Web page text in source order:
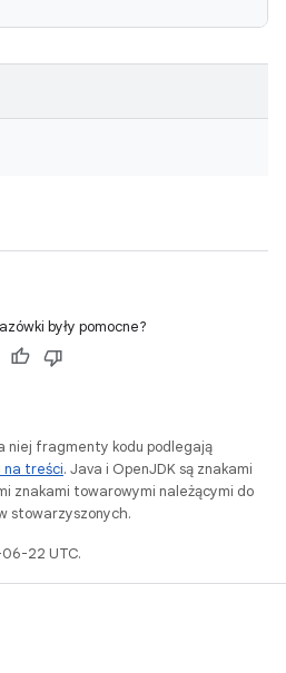
były pomocne?
niej fragmenty kodu podlegają
na treści. Java i OpenJDK są znakami
znakami towarowymi należącymi do
stowarzyszonych.
22 UTC.